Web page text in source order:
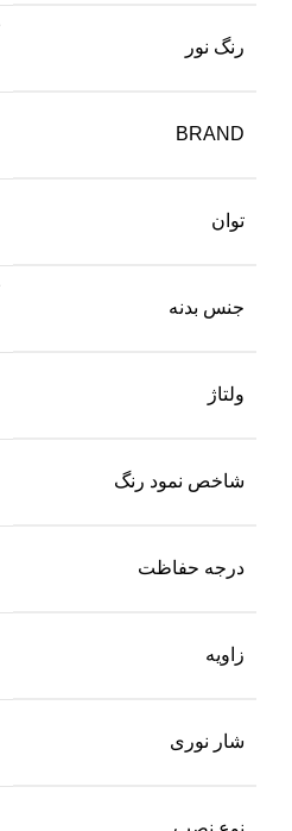
رنگ نور
BRAND
توان
جنس بدنه
ولتاژ
شاخص نمود رنگ
درجه حفاظت
زاویه
شار نوری